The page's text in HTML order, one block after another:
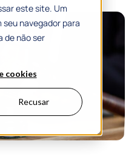
este site. Um
seu navegador para
de não ser
cookies
Recusar